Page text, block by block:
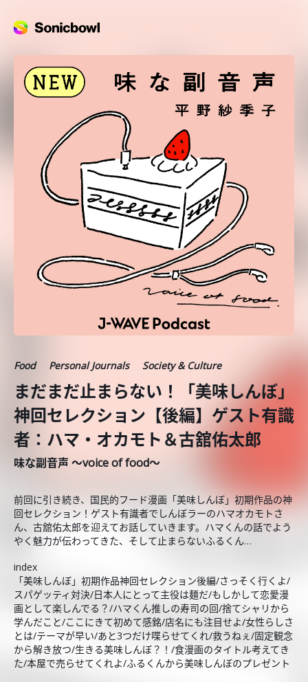
Food Personal Journals Society & Culture
まだまだ止まらない！「美味しんぼ」
神回セレクション【後編】ゲスト有識
者：ハマ・オカモト＆古舘佑太郎
味な副音声 ～voice of food～
前回に引き続き、国民的フード漫画「美味しんぼ」初期作品の神
回セレクション！ゲスト有識者でしんぼラーのハマオカモトさ
ん、古舘佑太郎を迎えてお話していきます。ハマくんの話でよう
やく魅力が伝わってきた、そして止まらないふるくん…
index
「美味しんぼ」初期作品神回セレクション後編/さっそく行くよ/
スパゲッティ対決/日本人にとって主役は麺だ/もしかして恋愛漫
画として楽しんでる？/ハマくん推しの寿司の回/捨てシャリから
学んだこと/ここにきて初めて感銘/店名にも注目せよ/女性らしさ
とは/テーマが早い/あと3つだけ喋らせてくれ/救うねぇ/固定観念
から解き放つ/生きる美味しんぼ？！/食漫画のタイトル考えてき
た/本屋で売らせてくれよ/ふるくんから美味しんぼのプレゼント